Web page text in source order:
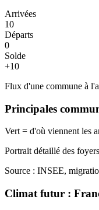
Arrivées
10
Départs
0
Solde
+10
Flux d'une commune à
Principales
Vert = d'où viennent les
Portrait détaillé des
Source : INSEE,
Climat futur :